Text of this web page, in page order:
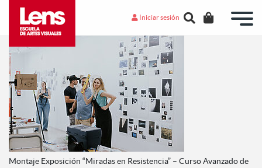
Iniciar sesión
Montaje Exposición “Miradas en Resistencia” – Curso Avanzado de